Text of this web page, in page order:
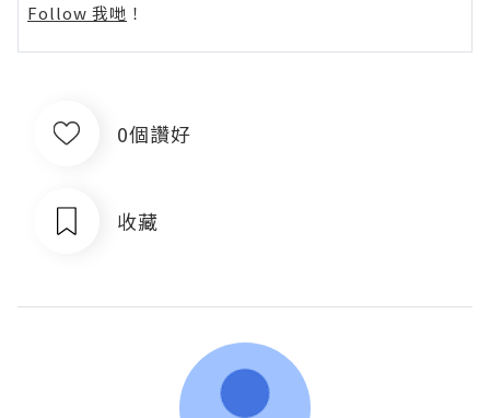
Follow 我哋 ！
0個讚好
收藏